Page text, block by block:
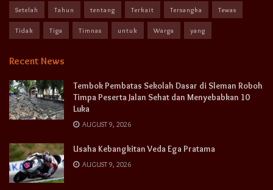
Setelah Tahun tentang Terkait Tersangka Tewas
Tidak Tiga Timnas untuk Warga yang
Recent News
Tembok Pembatas Sekolah Dasar di Sleman Roboh
Timpa Peserta Jalan Sehat dan Menyebabkan 10
Luka
AUGUST 9, 2026
Usaha Kebangkitan Veda Ega Pratama
AUGUST 9, 2026